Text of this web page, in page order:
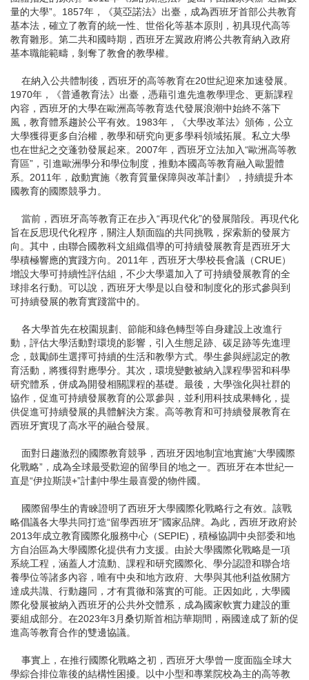
量的大學”。1857年，《莫亞諾法》出臺，成為西班牙首部公共教育
基本法，確立了教育的統一性、世俗化等基本原則，初具現代高等
教育雛形。第二共和國時期，西班牙左翼政府將公共教育納入政府
基本職能範疇，剝奪了教會的教學權。
在納入公共體制後，西班牙的高等教育在20世紀迎來加速發展。
1970年，《普通教育法》出臺，憑藉引進先進教學理念、更新課程
內容，西班牙的大學在歐洲高等教育迭代發展浪潮中始終不落下
風，教育體系趨於公平有效。1983年，《大學改革法》頒佈，公立
大學獲得更多自治權，教學和研究向更多學科領域拓展。私立大學
也在世紀之交蓬勃發展起來。2007年，西班牙立法加入“歐洲高等教
育區”，引進歐洲學分和學位制度，推動本國高等教育融入歐盟體
系。2011年，啟動實施《教育質量保障與改革計劃》，持續提升本
國教育的國際競爭力。
當前，西班牙高等教育正在步入“再現代化”的發展階段。再現代化
旨在反思現代化程序，關注人類面臨的共同挑戰，探索新的發展方
向。其中，由聯合國教科文組織倡導的可持續發展教育是西班牙大
學積極響應的實踐方向。2011年，西班牙大學校長會議（CRUE）
增設大學可持續性評估組，不少大學還加入了可持續發展教育的全
球排名行動。可以說，西班牙大學是以自發和制度化的形式參與到
可持續發展的教育實踐當中的。
各大學首先在校園規劃、節能和綠色轉型等自身建設上改進行
動，評估大學活動對環境的影響，引入生態足跡、碳足跡等先進理
念，鼓勵師生選擇可持續的生活和教學方式。學生參與經認定的教
育活動，將獲得對應學分。其次，環境變數被納入課程學習和科學
研究體系，併成為開發相關課程的基礎。最後，大學強化與社群的
協作，促進可持續發展教育的公眾參與，並利用科技成果轉化，提
供促進可持續發展的具體解決方案。高等教育和可持續發展教育在
西班牙實現了高水平的融合發展。
面對日趨激烈的國際教育競爭，西班牙因地制宜地實施“大學國際
化戰略”，成為全球最受歡迎的留學目的地之一。西班牙在本世紀一
直是“伊拉斯謨+”計劃中學生最喜愛的物件國。
國際留學生的青睞證明了西班牙大學國際化戰略行之有效。該戰
略倡議各大學共同打造“留學西班牙”國家品牌。為此，西班牙政府於
2013年成立教育國際化服務中心（SEPIE)，積極協調中央部委和地
方自治區為大學國際化提供有力支援。由於大學國際化戰略是一項
系統工程，涵蓋人才流動、課程和研究國際化、學分認證和聯合培
養學位等諸多內容，唯有中央和地方政府、大學與其他利益攸關方
達成共識、行動趨同，才有貫徹和落實的可能。正因如此，大學國
際化發展被納入西班牙的公共外交體系，成為國家軟實力建設的重
要組成部分。在2023年3月桑切斯首相訪華期間，兩國達成了新的促
進高等教育合作的雙邊協議。
事實上，在推行國際化戰略之初，西班牙大學曾一度面臨全球大
學綜合排位靠後的結構性困擾。以中小型和專業院校為主的高等教